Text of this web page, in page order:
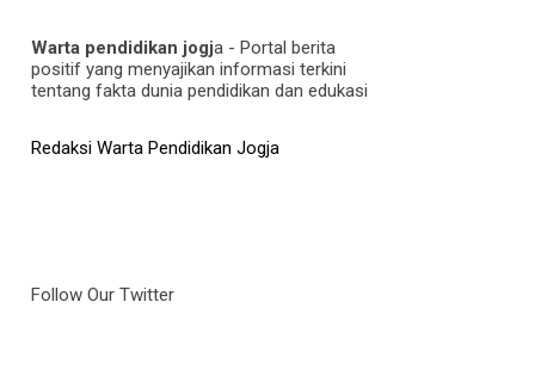
Warta pendidikan jogja - Portal berita
positif yang menyajikan informasi terkini
tentang fakta dunia pendidikan dan edukasi
Redaksi Warta Pendidikan Jogja
Follow Our Twitter